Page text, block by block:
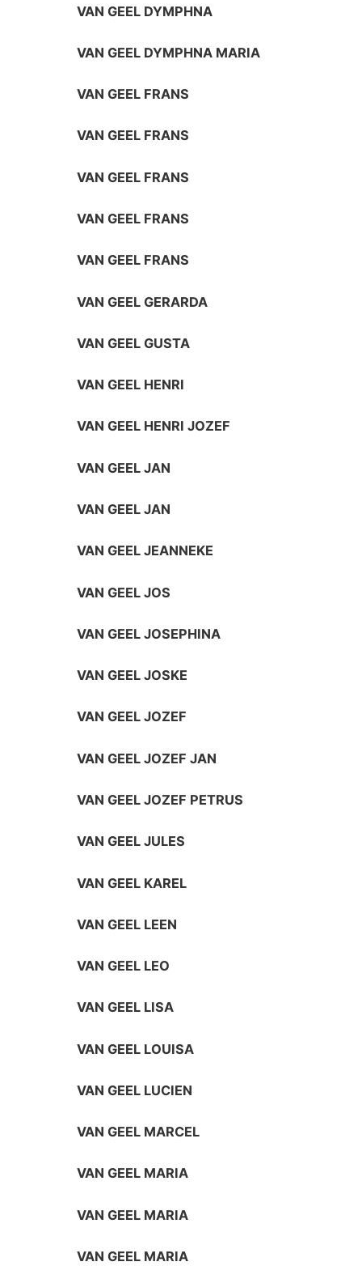
VAN GEEL DYMPHNA
VAN GEEL DYMPHNA MARIA
VAN GEEL FRANS
VAN GEEL FRANS
VAN GEEL FRANS
VAN GEEL FRANS
VAN GEEL FRANS
VAN GEEL GERARDA
VAN GEEL GUSTA
VAN GEEL HENRI
VAN GEEL HENRI JOZEF
VAN GEEL JAN
VAN GEEL JAN
VAN GEEL JEANNEKE
VAN GEEL JOS
VAN GEEL JOSEPHINA
VAN GEEL JOSKE
VAN GEEL JOZEF
VAN GEEL JOZEF JAN
VAN GEEL JOZEF PETRUS
VAN GEEL JULES
VAN GEEL KAREL
VAN GEEL LEEN
VAN GEEL LEO
VAN GEEL LISA
VAN GEEL LOUISA
VAN GEEL LUCIEN
VAN GEEL MARCEL
VAN GEEL MARIA
VAN GEEL MARIA
VAN GEEL MARIA